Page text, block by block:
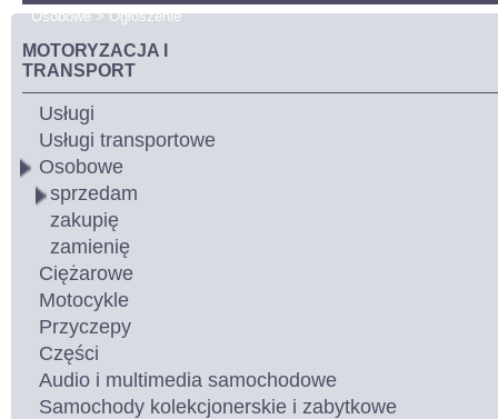
Osobowe>Ogłoszenie
MOTORYZACJA I
TRANSPORT
Usługi
Usługi transportowe
Osobowe
sprzedam
zakupię
zamienię
Ciężarowe
Motocykle
Przyczepy
Części
Audio i multimedia samochodowe
Samochody kolekcjonerskie i zabytkowe